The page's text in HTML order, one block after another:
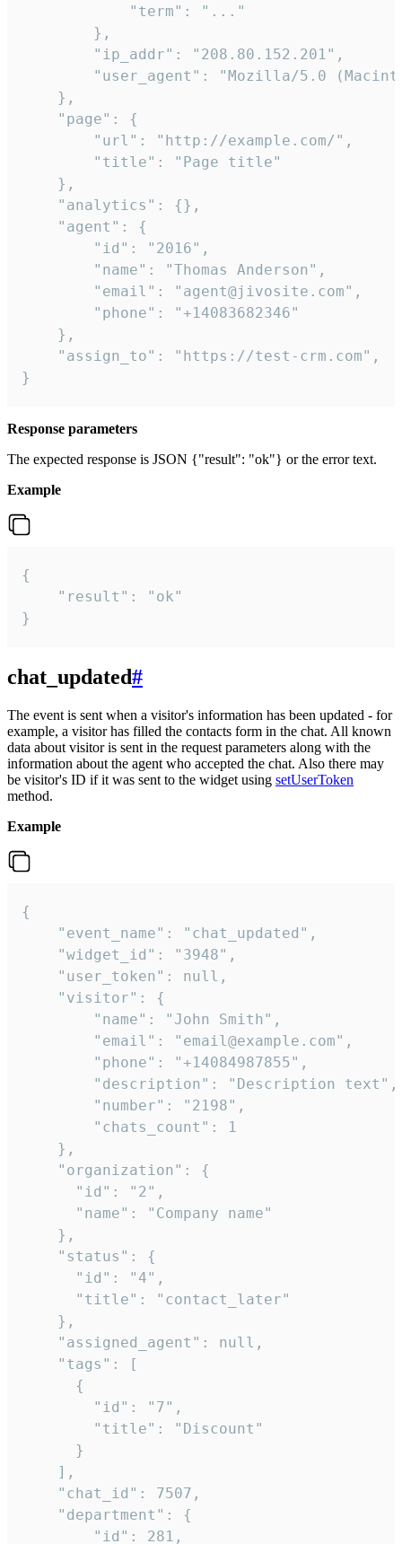
            "term": "..."
        },
        "ip_addr": "208.80.152.201",
"user_agent": "Mozilla/5.0
    },
    "page": {
        "url": "http://example.com/",
        "title": "Page title"
    },
    "analytics": {},
    "agent": {
        "id": "2016",
        "name": "Thomas Anderson",
        "email": "agent@jivosite.com",
        "phone": "+14083682346"
    },
    "assign_to": "https://test-crm.com",
}
Response parameters
The expected response is JSON {"result": "ok"} or the error text.
Example
{
    "result": "ok"
}
chat_updated#
The event is sent when a visitor's information has been updated - for
example, a visitor has filled the contacts form in the chat. All known
data about visitor is sent in the request parameters along with the
information about the agent who accepted the chat. Also there may
be visitor's ID if it was sent to the widget using setUserToken
method.
Example
{
    "event_name": "chat_updated",
    "widget_id": "3948",
    "user_token": null,
    "visitor": {
        "name": "John Smith",
        "email": "email@example.com",
        "phone": "+14084987855",
        "description": "Description text",
        "number": "2198",
        "chats_count": 1
    },
    "organization": {
      "id": "2",
      "name": "Company name"
    },
    "status": {
      "id": "4",
      "title": "contact_later"
    },
    "assigned_agent": null,
    "tags": [
      {
        "id": "7",
        "title": "Discount"
      }
    ],
    "chat_id": 7507,
    "department": {
        "id": 281,